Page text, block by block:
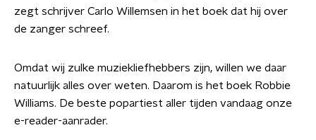
zegt schrijver Carlo Willemsen in het boek dat hij over
de zanger schreef.
Omdat wij zulke muziekliefhebbers zijn, willen we daar
natuurlijk alles over weten. Daarom is het boek Robbie
Williams. De beste popartiest aller tijden vandaag onze
e-reader-aanrader.